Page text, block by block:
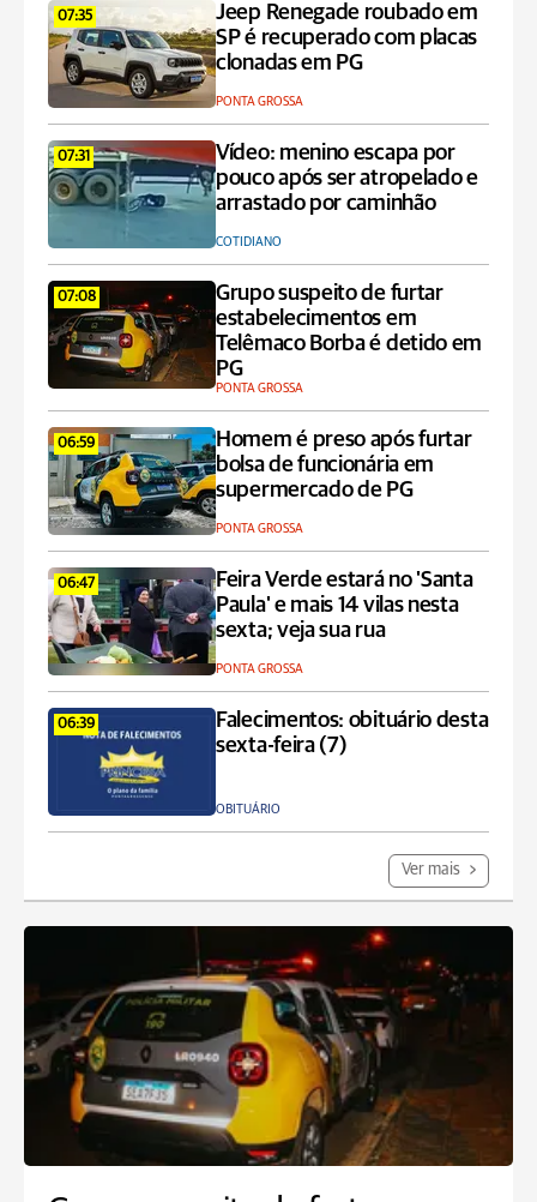
07:35
Jeep Renegade roubado em
SP é recuperado com placas
clonadas em PG
PONTA GROSSA
07:31
Vídeo: menino escapa por
pouco após ser atropelado e
arrastado por caminhão
COTIDIANO
07:08
Grupo suspeito de furtar
estabelecimentos em
Telêmaco Borba é detido em
PG
PONTA GROSSA
06:59
Homem é preso após furtar
bolsa de funcionária em
supermercado de PG
PONTA GROSSA
06:47
Feira Verde estará no 'Santa
Paula' e mais 14 vilas nesta
sexta; veja sua rua
PONTA GROSSA
06:39
Falecimentos: obituário desta
sexta-feira (7)
OBITUÁRIO
Ver mais